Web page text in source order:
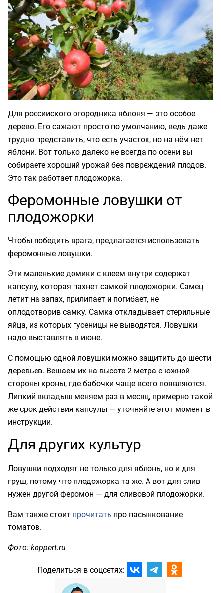
Для российского огородника яблоня — это особое
дерево. Его сажают просто по умолчанию, ведь даже
трудно представить, что есть участок, но на нём нет
яблони. Вот только далеко не всегда по осени вы
собираете хороший урожай без повреждений плодов.
Это так работает плодожорка.
Феромонные ловушки от
плодожорки
Чтобы победить врага, предлагается использовать
феромонные ловушки.
Эти маленькие домики с клеем внутри содержат
капсулу, которая пахнет самкой плодожорки. Самец
летит на запах, прилипает и погибает, не
оплодотворив самку. Самка откладывает стерильные
яйца, из которых гусеницы не выводятся. Ловушки
надо выставлять в июне.
С помощью одной ловушки можно защитить до шести
деревьев. Вешаем их на высоте 2 метра с южной
стороны кроны, где бабочки чаще всего появляются.
Липкий вкладыш меняем раз в месяц, примерно такой
же срок действия капсулы — уточняйте этот момент в
инструкции.
Для других культур
Ловушки подходят не только для яблонь, но и для
груш, потому что плодожорка та же. А вот для слив
нужен другой феромон — для сливовой плодожорки.
Вам также стоит прочитать про пасынкование
томатов.
Фото: koppert.ru
Поделиться в соцсетях: